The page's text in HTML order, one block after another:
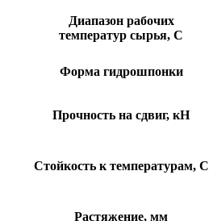
Диапазон рабочих
температур сырья, С
Форма гидрошпонки
Прочность на сдвиг, кН
Стойкость к температурам, С
Растяжение, мм